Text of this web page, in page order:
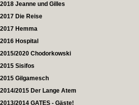
2018 Jeanne und Gilles
2017 Die Reise
2017 Hemma
2016 Hospital
2015/2020 Chodorkowski
2015 Sisifos
2015 Gilgamesch
2014/2015 Der Lange Atem
2013/2014 GATES - Gäste!